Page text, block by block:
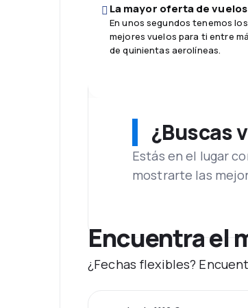
La mayor oferta de vuelos
En unos segundos tenemos los
mejores vuelos para ti entre
de quinientas aerolíneas.
¿Buscas
Estás en el lugar
mostrarte las
Encuentra el
¿Fechas flexibles?